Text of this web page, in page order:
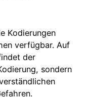
Kodierungen
verfügbar. Auf
der
sondern